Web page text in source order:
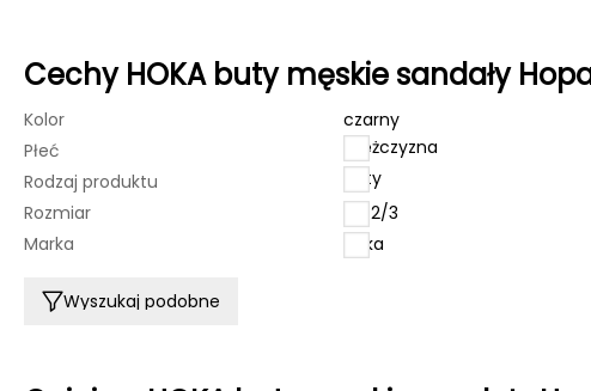
Przeznaczenie: Trekking, hiking, turystyka, aktywności na
Właściwości: Hydrofobowe, szybkoschnące, odporne na ścieranie
Cechy HOKA buty męskie sandały
Kolor
czarny
Płeć
mężczyzna
Rodzaj produktu
buty
Rozmiar
40 2/3
Marka
Hoka
Wyszukaj podobne